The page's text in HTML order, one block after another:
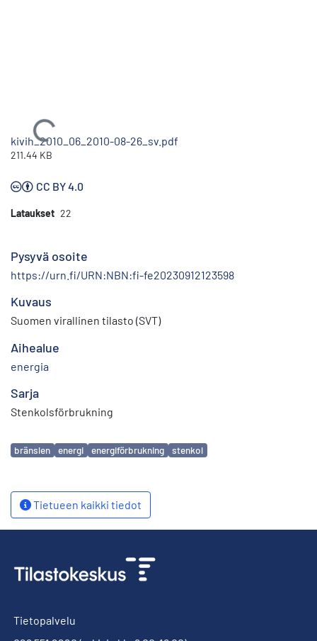
Ladataan...
kivih_2010_06_2010-08-26_sv.pdf
211.44 KB
CC BY 4.0
Lataukset 22
Pysyvä osoite
https://urn.fi/URN:NBN:fi-fe20230912123598
Kuvaus
Suomen virallinen tilasto (SVT)
Aihealue
energia
Sarja
Stenkolsförbrukning
Avainsanat
bränslen energi energiförbrukning stenkol
Tietueen kaikki tiedot
Tietopalvelu